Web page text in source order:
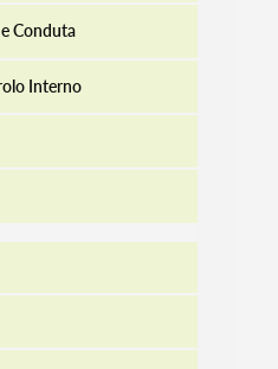
Conduta
Interno